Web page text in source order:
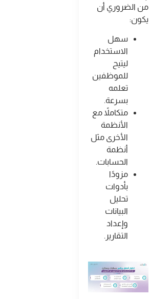
من الضروري أن
يكون:
سهل
الاستخدام
ليتيح
للموظفين
تعلمه
بسرعة.
متكاملاً مع
الأنظمة
الأخرى مثل
أنظمة
الحسابات.
مزودًا
بأدوات
تحليل
البيانات
وإعداد
التقارير .